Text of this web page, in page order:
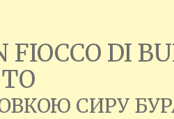
FIOCCO DI
СИРУ